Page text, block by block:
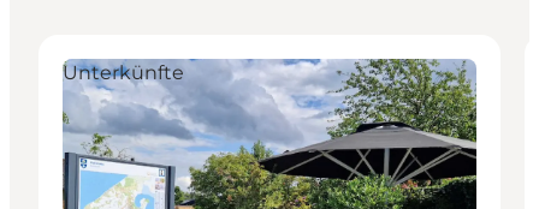
Unterkünfte